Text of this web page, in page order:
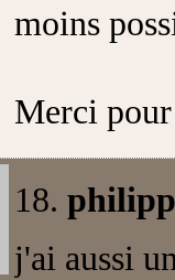
moins
Merci
18.
j'ai aussi